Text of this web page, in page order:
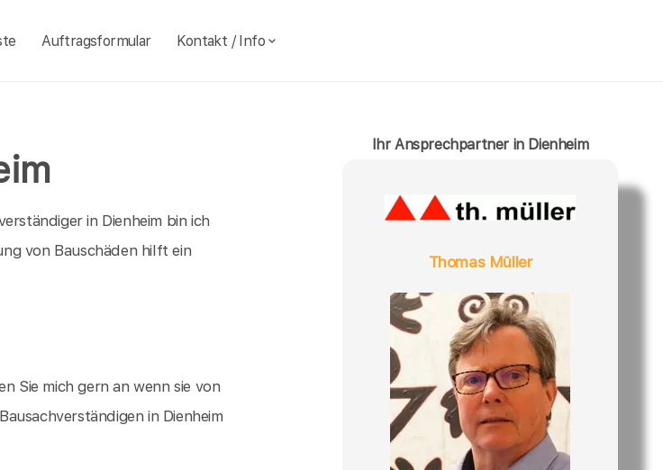
Auftragsformular Kontakt / Info
in Dienheim bin ich
von Bauschäden hilft ein
Sie mich gern an wenn sie von
in Dienheim
Ihr Ansprechpartner in Dienheim
Thomas Müller